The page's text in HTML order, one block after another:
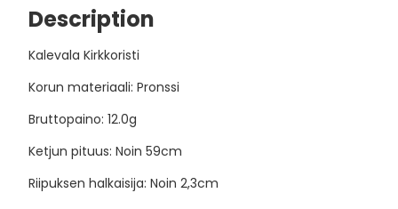
Description
Kalevala Kirkkoristi
Korun materiaali: Pronssi
Bruttopaino: 12.0g
Ketjun pituus: Noin 59cm
Riipuksen halkaisija: Noin 2,3cm